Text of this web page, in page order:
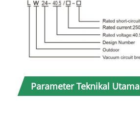
Parameter Teknikal Utama